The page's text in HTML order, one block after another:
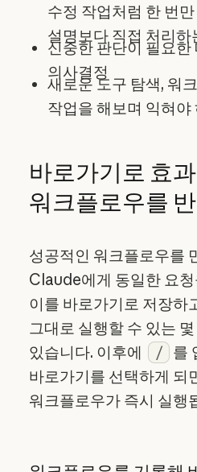
수정 작업처럼 한 번
설명보다 직접 처리하
신중한 판단이 필요한
의사결정
새로운 도구 탐색, 워
작업을 해보며 익혀야
바로가기로 효
워크플로우를
성공적인 워크플로우를
Claude에게 동일한 요
이를 바로가기로 저장하
그대로 실행할 수 있는
있습니다. 이후에
/
를
바로가기를 선택하게 되
워크플로우가 즉시 실행